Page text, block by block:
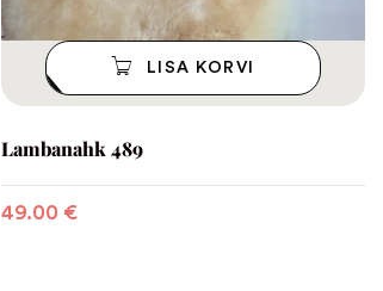
LISA KORVI
Lambanahk 489
49.00 €